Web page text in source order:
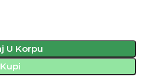
U Korpu
Kupi